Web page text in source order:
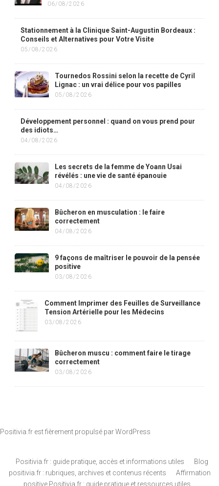
06/08/2026
Stationnement à la Clinique Saint-Augustin Bordeaux :
Conseils et Alternatives pour Votre Visite
05/08/2026
Tournedos Rossini selon la recette de Cyril
Lignac : un vrai délice pour vos papilles
05/08/2026
Développement personnel : quand on vous prend pour
des idiots…
04/08/2026
Les secrets de la femme de Yoann Usai
révélés : une vie de santé épanouie
04/08/2026
Bûcheron en musculation : le faire
correctement
04/08/2026
9 façons de maîtriser le pouvoir de la pensée
positive
03/08/2026
Comment Imprimer des Feuilles de Surveillance
Tension Artérielle pour les Médecins
03/08/2026
Bûcheron muscu : comment faire le tirage
correctement
03/08/2026
Positivia.fr est fièrement propulsé parWordPress
Positivia.fr : guide pratique, accès et informations utiles
Blog
positivia.fr : rubriques, archives et contenus récents
Affirmation
positive Positivia.fr : guide pratique et ressources utiles